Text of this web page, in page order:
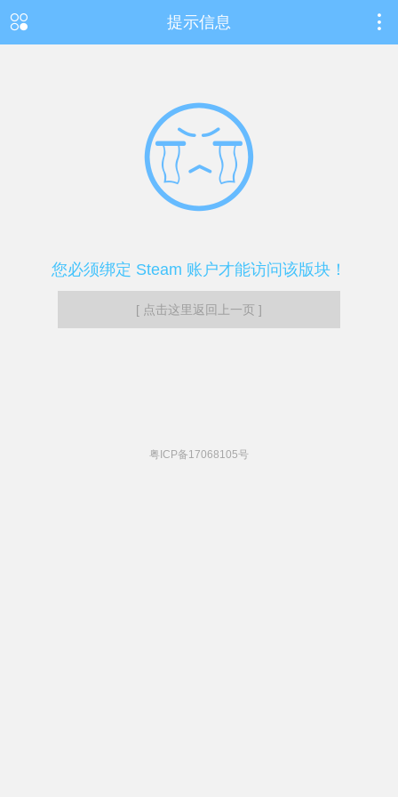
提示信息
您必须绑定 Steam 账户才能访问该版块！
[ 点击这里返回上一页 ]
粤ICP备17068105号